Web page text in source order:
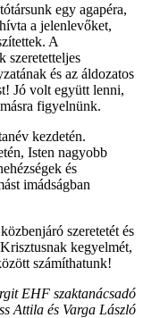
egy agapéra,
a jelenlevőket,
A
szeretetteljes
és az áldozatos
Jó volt együtt lenni,
figyelnünk.
kezdetén.
Isten nagyobb
és
imádságban
szeretetét és
kegyelmét,
számíthatunk!
EHF szaktanácsadó
Attila és Varga László